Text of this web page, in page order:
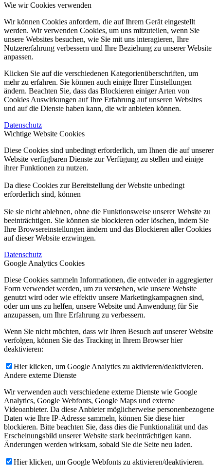
Wie wir Cookies verwenden
Wir können Cookies anfordern, die auf Ihrem Gerät eingestellt
werden. Wir verwenden Cookies, um uns mitzuteilen, wenn Sie
unsere Websites besuchen, wie Sie mit uns interagieren, Ihre
Nutzererfahrung verbessern und Ihre Beziehung zu unserer Website
anpassen.
Klicken Sie auf die verschiedenen Kategorienüberschriften, um
mehr zu erfahren. Sie können auch einige Ihrer Einstellungen
ändern. Beachten Sie, dass das Blockieren einiger Arten von
Cookies Auswirkungen auf Ihre Erfahrung auf unseren Websites
und auf die Dienste haben kann, die wir anbieten können.
Datenschutz
Wichtige Website Cookies
Diese Cookies sind unbedingt erforderlich, um Ihnen die auf unserer
Website verfügbaren Dienste zur Verfügung zu stellen und einige
ihrer Funktionen zu nutzen.
Da diese Cookies zur Bereitstellung der Website unbedingt
erforderlich sind, können
Sie sie nicht ablehnen, ohne die Funktionsweise unserer Website zu
beeinträchtigen. Sie können sie blockieren oder löschen, indem Sie
Ihre Browsereinstellungen ändern und das Blockieren aller Cookies
auf dieser Website erzwingen.
Datenschutz
Google Analytics Cookies
Diese Cookies sammeln Informationen, die entweder in aggregierter
Form verwendet werden, um zu verstehen, wie unsere Website
genutzt wird oder wie effektiv unsere Marketingkampagnen sind,
oder um uns zu helfen, unsere Website und Anwendung für Sie
anzupassen, um Ihre Erfahrung zu verbessern.
Wenn Sie nicht möchten, dass wir Ihren Besuch auf unserer Website
verfolgen, können Sie das Tracking in Ihrem Browser hier
deaktivieren:
Hier klicken, um Google Analytics zu aktivieren/deaktivieren.
Andere externe Dienste
Wir verwenden auch verschiedene externe Dienste wie Google
Analytics, Google Webfonts, Google Maps und externe
Videoanbieter. Da diese Anbieter möglicherweise personenbezogene
Daten wie Ihre IP-Adresse sammeln, können Sie diese hier
blockieren. Bitte beachten Sie, dass dies die Funktionalität und das
Erscheinungsbild unserer Website stark beeinträchtigen kann.
Änderungen werden wirksam, sobald Sie die Seite neu laden.
Hier klicken, um Google Webfonts zu aktivieren/deaktivieren.